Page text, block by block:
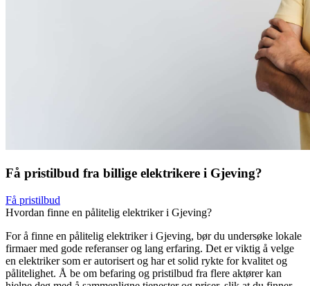
Få pristilbud fra billige elektrikere i Gjeving?
Få pristilbud
Hvordan finne en pålitelig elektriker i Gjeving?
For å finne en pålitelig elektriker i Gjeving, bør du undersøke lokale
firmaer med gode referanser og lang erfaring. Det er viktig å velge
en elektriker som er autorisert og har et solid rykte for kvalitet og
pålitelighet. Å be om befaring og pristilbud fra flere aktører kan